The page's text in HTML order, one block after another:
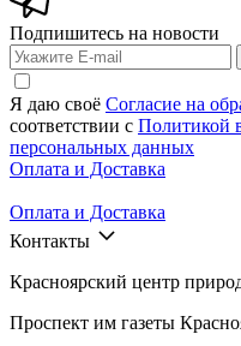
Подпишитесь на новости
Я даю своё Согласие на
соответствии с Политикой
персональных данных
Оплата и Доставка
Оплата и Доставка
Контакты
Красноярский центр
Проспект им газеты